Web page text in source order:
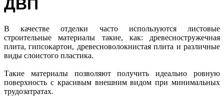
ДВП
В качестве отделки часто используются листовые
строительные материалы такие, как: древесностружечная
плита, гипсокартон, древесноволокнистая плита и различные
виды слоистого пластика.
Такие материалы позволяют получить идеально ровную
поверхность с красивым внешним видом при минимальных
трудозатратах.